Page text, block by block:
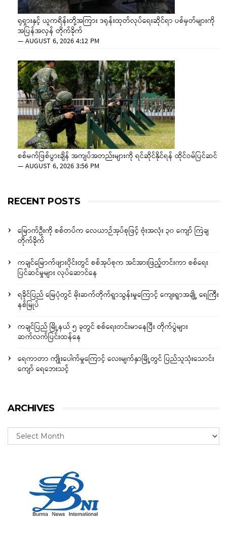
ရုရှားနှင့် ယူကရိန်းတို့အကြား ဒရုန်းထုတ်လုပ်ရေးဆိုင်ရာ ပစ်မှတ်များကို
အပြန်အလှန် တိုက်ခိုက်
—AUGUST 6, 2026 4:12 PM
စစ်မက်ဖြစ်ပွားချိန် အကျပ်အတည်းများကို ရင်ဆိုင်နိုင်ရန် ထိုင်ဝမ်ပြင်ဆင်
—AUGUST 6, 2026 3:56 PM
RECENT POSTS
မြောက်ဦးကို စစ်တပ်က လေယာဉ်အုပ်စုဖြင့် ဗုံးအလုံး ၃၀ ကျော် ကြဲချ
တိုက်ခိုက်
ကချင်မြောက်ဖျားပိုင်းတွင် စစ်အုပ်စုက အင်အားဖြည့်တင်းကာ စစ်ရေး
ပြင်ဆင်မှုများ လုပ်ဆောင်နေ
ရခိုင်ပြည် မြေပုံတွင် မိုးဆက်တိုက်ရွာသွန်းမှုကြောင့် ကျေးရွာအချို့ ရေကြီး
နစ်မြုပ်
ကချင်ပြည် မြို့နယ် ၅ ခုတွင် စစ်ရေးတင်းမာနေပြီး တိုက်ပွဲများ
ဆက်လက်ပြင်းထန်နေ
ရေကာတာ ကျိုးပေါက်မှုကြောင့် လေးမျက်နှာမြို့တွင် ပြည်သူသုံးသောင်း
ကျော် ရေဘေးသင့်
ARCHIVES